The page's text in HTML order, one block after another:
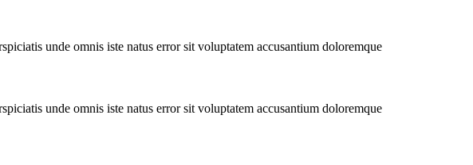
unde omnis iste natus error sit voluptatem accusantium doloremque
unde omnis iste natus error sit voluptatem accusantium doloremque